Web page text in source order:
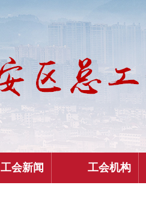
工会新闻 工会机构